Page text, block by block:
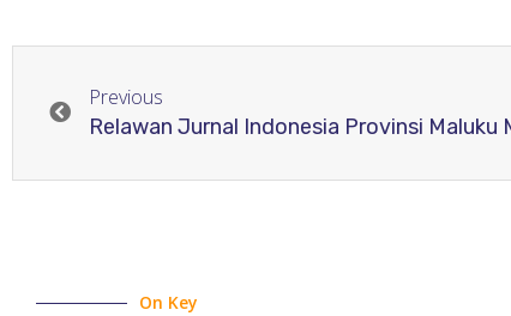
Previous
Relawan Jurnal Indonesia Provinsi Maluku
On Key